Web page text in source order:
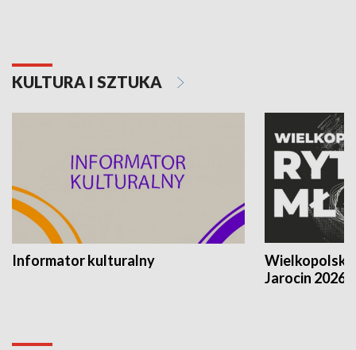
KULTURA I SZTUKA
Informator kulturalny
Jarocin 2026